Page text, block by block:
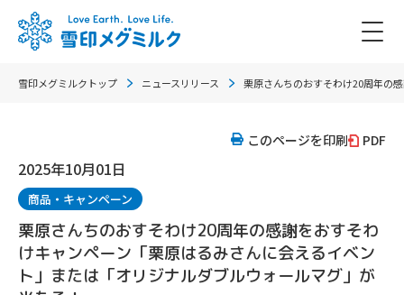
雪印メグミルクトップ ニュースリリース 栗原さんちのおすそわけ20周年の
このページを印刷 PDF
2025年10月01日
商品・キャンペーン
栗原さんちのおすそわけ20周年の感謝をおすそわ
けキャンペーン「栗原はるみさんに会えるイベン
ト」または「オリジナルダブルウォールマグ」が